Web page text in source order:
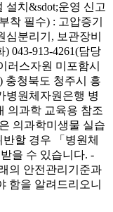
설치&sdot;운영 신고
착 필수) : 고압증기
분리기, 보관장비
043-913-4261(담당
러스자원 미포함시
충청북도 청주시 흥
병원체자원은행 병
의과학 교육용 참조
의과학미생물 실습
할 경우 「병원체
을 수 있습니다. -
의 안전관리기준과
함을 알려드리오니